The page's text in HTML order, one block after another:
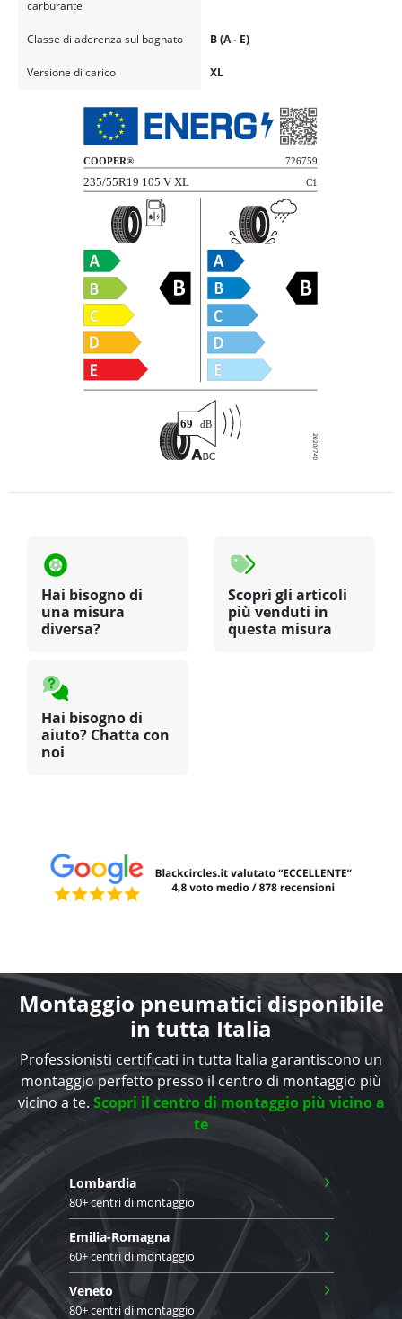
carburante
Classe di aderenza sul bagnato B (A - E)
Versione di carico XL
Hai bisogno di
una misura
diversa?
Scopri gli articoli
più venduti in
questa misura
Hai bisogno di
aiuto? Chatta con
noi
Montaggio pneumatici disponibile
in tutta Italia
Professionisti certificati in tutta Italia garantiscono un
montaggio perfetto presso il centro di montaggio più
vicino a te. Scopri il centro di montaggio più vicino a
te
Lombardia
80+ centri di montaggio
›
Emilia-Romagna
60+ centri di montaggio
›
Veneto
80+ centri di montaggio
›